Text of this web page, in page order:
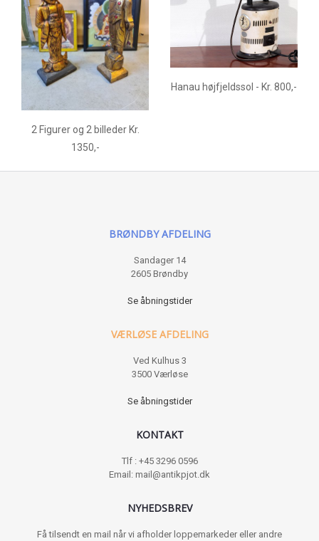
2 Figurer og 2 billeder Kr.
1350,-
Hanau højfjeldssol - Kr. 800,-
BRØNDBY AFDELING
Sandager 14
2605 Brøndby
Se åbningstider
VÆRLØSE AFDELING
Ved Kulhus 3
3500 Værløse
Se åbningstider
KONTAKT
Tlf : +45 3296 0596
Email: mail@antikpjot.dk
NYHEDSBREV
Få tilsendt en mail når vi afholder loppemarkeder eller andre